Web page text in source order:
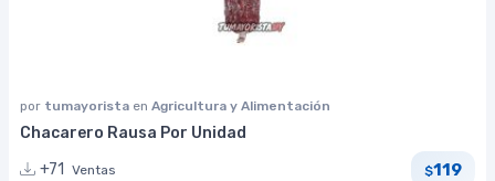
por tumayorista en Agricultura y Alimentación
Chacarero Rausa Por Unidad
+71
Ventas $119